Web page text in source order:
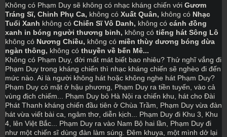
Không có Phạm Duy sẽ không có nhạc kháng chiến với Gươm
Tráng Sĩ, Chinh Phụ Ca, không có Xuất Quân, không có Nhạc
Tuổi Xanh không có Chiến Sĩ Vô Danh, không có cánh đồng
xanh in bóng người thương binh, không có
không có Nương Chiều, không có miền thùy dương bóng dừa
ngàn thông, không có thuyền về bến Mê...
Không có Phạm Duy, đời mất mát biết bao nhiêu? Thử nghĩ vắng đi
Phạm Duy trong kháng chiến thì nhạc kháng chiến sẽ nghèo đi đến
mức nào. Ai là người không hát hoặc không nghe hát Phạm Duy?
Phạm Duy có mặt ở hậu phương, Phạm Duy ra tiền tuyến, vào cả
vùng địch chiếm... Phạm Duy bỏ Hà Nội ra chiến khu, hát cho Đài
Phát Thanh kháng chiến đầu tiên ở Chùa Trầm, Phạm Duy vừa đàn
hát vừa viết bài ca, ngâm thơ, diễn kịch... Phạm Duy đi Khu 3, Khu
4, lên Việt Bắc... Phạm Duy ra vào Nam Bộ hai lần, Phạm Duy đi
như một chiến sĩ dùng đàn làm súng. Đêm khuya, một mình dở lại